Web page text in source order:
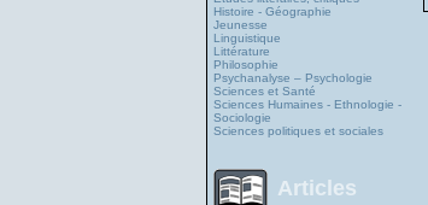
Histoire - Géographie
Jeunesse
Linguistique
Littérature
Philosophie
Psychanalyse – Psychologie
Sciences et Santé
Sciences Humaines - Ethnologie -
Sociologie
Sciences politiques et sociales
Articles